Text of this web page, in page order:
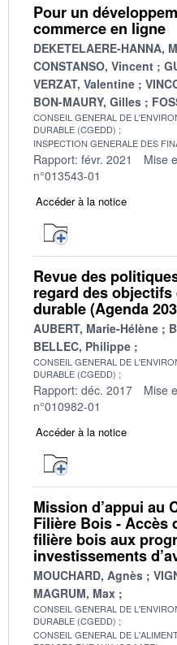
Pour un
commerce en ligne
DEKETELAERE-HANNA,
CONSTANSO, Vincent
VERZAT, Valentine
BON-MAURY, Gilles
CONSEIL GENERAL DE
DURABLE (CGEDD)
INSPECTION GENERALE DES
Rapport: févr. 2021 Mise
n°013543-01
Accéder à la notice
Revue des
regard des
durable (Agenda
AUBERT, Marie-Hélène
BELLEC, Philippe
CONSEIL GENERAL DE
DURABLE (CGEDD)
Rapport: déc. 2017 Mise
n°010982-01
Accéder à la notice
Mission d’appui au
Filière Bois - Accès
filière bois aux
investissements
MOUCHARD, Agnès
MAGRUM, Max
CONSEIL GENERAL DE
DURABLE (CGEDD)
CONSEIL GENERAL DE